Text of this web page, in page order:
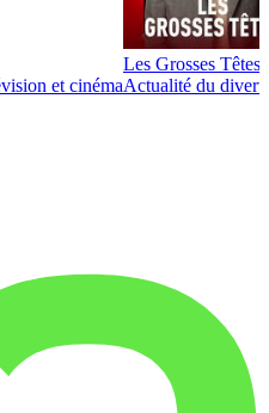
et cinéma
Les Grosses Têtes
Actualité du